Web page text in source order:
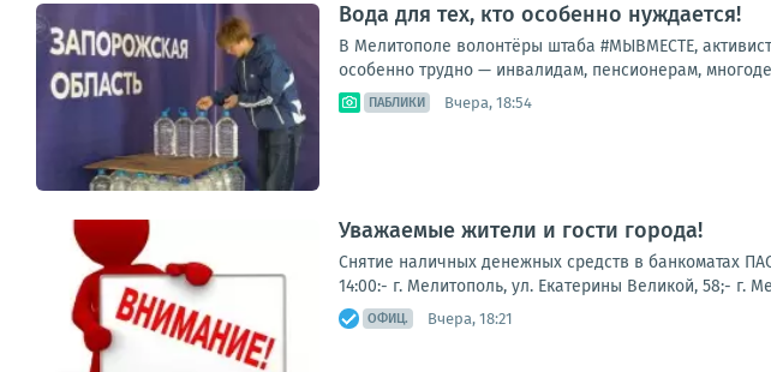
Вода для тех, кто особенно нуждается!
В Мелитополе волонтёры штаба #МЫВМЕСТЕ,
особенно трудно — инвалидам, пенсионерам,
ПАБЛИКИ Вчера, 18:54
Уважаемые жители и гости города!
Снятие наличных денежных средств в банкоматах
14:00:- г. Мелитополь, ул. Екатерины Великой, 58;- г.
ОФИЦ. Вчера, 18:21